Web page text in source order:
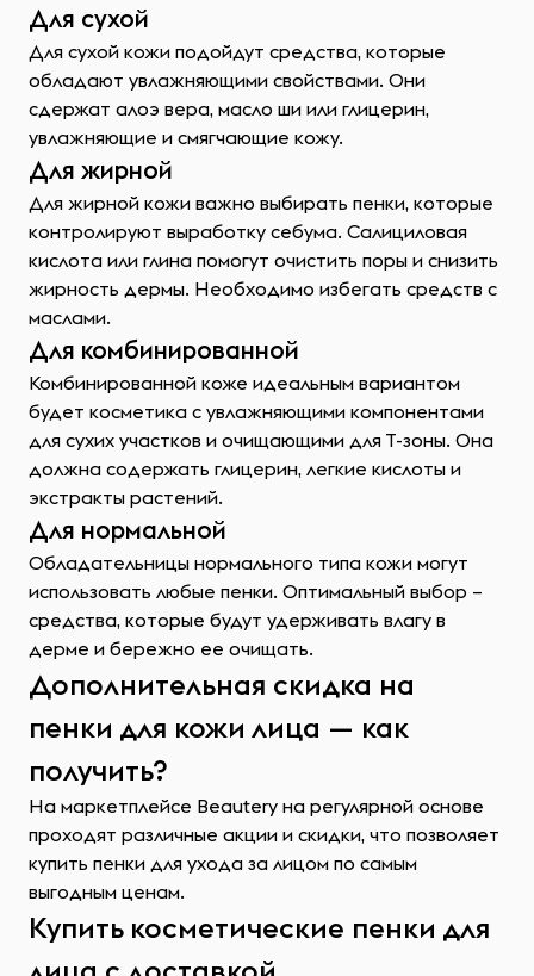
Для сухой
Для сухой кожи подойдут средства, которые
обладают увлажняющими свойствами. Они
сдержат алоэ вера, масло ши или глицерин,
увлажняющие и смягчающие кожу.
Для жирной
Для жирной кожи важно выбирать пенки, которые
контролируют выработку себума. Салициловая
кислота или глина помогут очистить поры и снизить
жирность дермы. Необходимо избегать средств с
маслами.
Для комбинированной
Комбинированной коже идеальным вариантом
будет косметика с увлажняющими компонентами
для сухих участков и очищающими для Т-зоны. Она
должна содержать глицерин, легкие кислоты и
экстракты растений.
Для нормальной
Обладательницы нормального типа кожи могут
использовать любые пенки. Оптимальный выбор –
средства, которые будут удерживать влагу в
дерме и бережно ее очищать.
Дополнительная скидка на
пенки для кожи лица — как
получить?
На маркетплейсе Beautery на регулярной основе
проходят различные акции и скидки, что позволяет
купить пенки для ухода за лицом по самым
выгодным ценам.
Купить косметические пенки для